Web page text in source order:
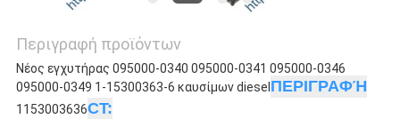
Περιγραφή προϊόντων
Νέος εγχυτήρας 095000-0340 095000-0341 095000-0346
095000-0349 1-15300363-6 καυσίμων diesel ΠΕΡΙΓΡΑΦΉ
1153003636CT: